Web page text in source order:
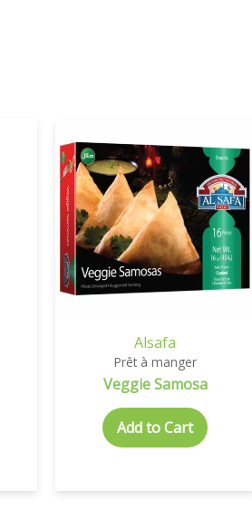
Alsafa
Prêt à manger
Veggie Samosa
Add to Cart